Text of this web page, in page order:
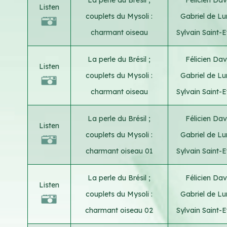
Listen
couplets du Mysoli :
charmant oiseau
Gabriel de
Sylvain Saint-
Listen
La perle du Brésil ;
couplets du Mysoli :
charmant oiseau
Félicien
Gabriel de
Sylvain Saint-
Listen
La perle du Brésil ;
couplets du Mysoli :
charmant oiseau 01
Félicien
Gabriel de
Sylvain Saint-
Listen
La perle du Brésil ;
couplets du Mysoli :
charmant oiseau 02
Félicien
Gabriel de
Sylvain Saint-